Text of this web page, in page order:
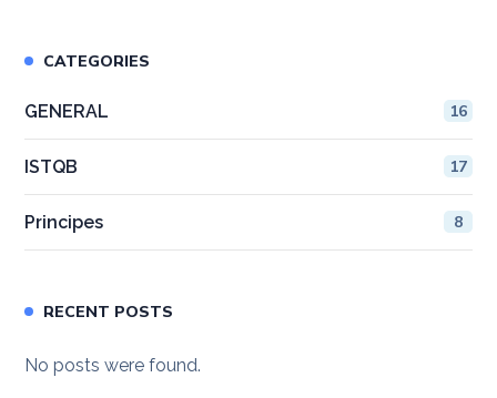
CATEGORIES
GENERAL 16
ISTQB 17
Principes 8
RECENT POSTS
No posts were found.